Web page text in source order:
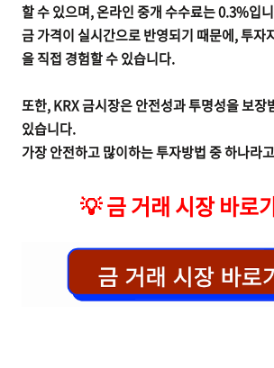
할 수 있으며, 온라인 중개 수수료는 0.3%입
금 가격이 실시간으로 반영되기 때문에, 투자
을 직접 경험할 수 있습니다.
또한, KRX 금시장은 안전성과 투명성을 보장
있습니다.
가장 안전하고 많이하는 투자방법 중 하나라
💡금 거래 시장 바로